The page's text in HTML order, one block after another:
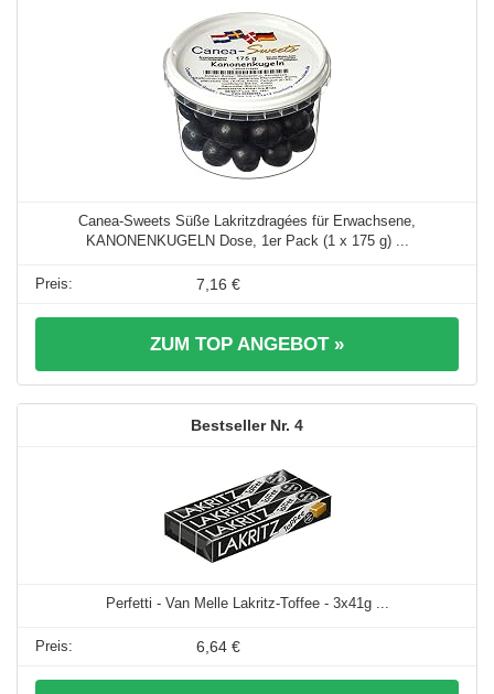
Canea-Sweets Süße Lakritzdragées für Erwachsene,
KANONENKUGELN Dose, 1er Pack (1 x 175 g) ...
7,16 €
ZUM TOP ANGEBOT »
4
Perfetti - Van Melle Lakritz-Toffee - 3x41g ...
6,64 €